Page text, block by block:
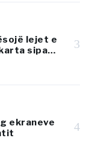
lejet e
sipas
3
ekraneve
4